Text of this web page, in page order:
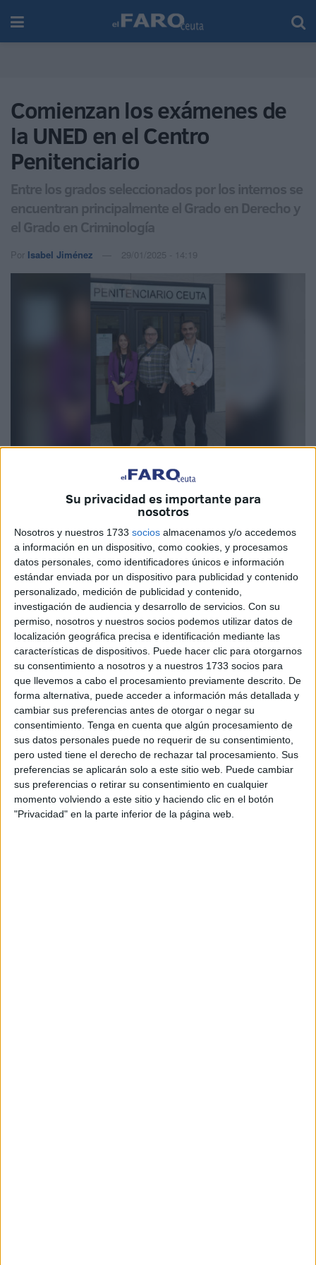
Su privacidad es importante para
nosotros
Nosotros y nuestros 1733 socios almacenamos y/o accedemos
a información en un dispositivo, como cookies, y procesamos
datos personales, como identificadores únicos e información
estándar enviada por un dispositivo para publicidad y contenido
personalizado, medición de publicidad y contenido,
investigación de audiencia y desarrollo de servicios. Con su
permiso, nosotros y nuestros socios podemos utilizar datos de
localización geográfica precisa e identificación mediante las
características de dispositivos. Puede hacer clic para otorgarnos
su consentimiento a nosotros y a nuestros 1733 socios para
que llevemos a cabo el procesamiento previamente descrito. De
forma alternativa, puede acceder a información más detallada y
cambiar sus preferencias antes de otorgar o negar su
consentimiento. Tenga en cuenta que algún procesamiento de
sus datos personales puede no requerir de su consentimiento,
pero usted tiene el derecho de rechazar tal procesamiento. Sus
preferencias se aplicarán solo a este sitio web. Puede cambiar
sus preferencias o retirar su consentimiento en cualquier
momento volviendo a este sitio y haciendo clic en el botón
"Privacidad" en la parte inferior de la página web.
Comienzan los exámenes de
la UNED en el Centro
Penitenciario
Entre los grados seleccionados por los internos se
encuentran principalmente el Grado en Derecho y
el Grado en Criminología
Por Isabel Jiménez 29/01/2025 - 14:19
Esta semana han comenzado los exámenes de laUNED
en el Centro Penitenciario de Ceuta, los cuales se
desarrollarán del 28 al 30 de enero.
La Secretaria General de Instituciones Penitenciarias
mantiene un convenio de colaboración con la Universidad
Nacional de Educación a Distancia (UNED), permitiendo
que los internos interesados puedan matricularse en los
grados que imparte esta institución, con el objetivo de
continuar su formación académica mientras cumplen su
condena.
Gracias a este convenio, por primera vez se realizan
exámenes presenciales en elCentro Penitenciariode
Ceuta, con la supervisión de un Tribunal examinador que
garantiza el correcto desarrollo de las pruebas. Entre los
grados seleccionados por los internos se encuentran el